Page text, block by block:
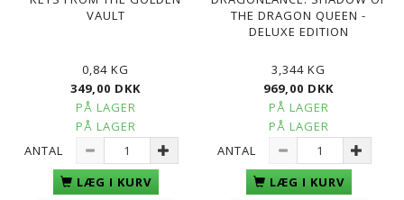
VAULT
0,84 KG
349,00 DKK
PÅ LAGER
PÅ LAGER
ANTAL
LÆG I KURV
THE DRAGON QUEEN -
DELUXE EDITION
3,344 KG
969,00 DKK
PÅ LAGER
PÅ LAGER
ANTAL
LÆG I KURV